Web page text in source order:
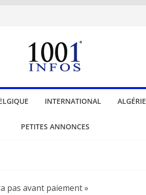
INTERNATIONAL ALGÉRIE
PETITES ANNONCES